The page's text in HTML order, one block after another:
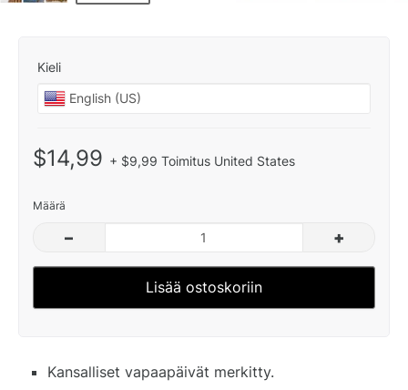
Kieli
$14,99 + $9,99 Toimitus United States
Määrä
– +
Lisää ostoskoriin
Kansalliset vapaapäivät merkitty.